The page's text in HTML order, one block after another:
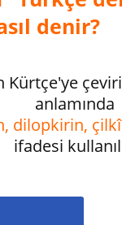
denir?
Kürtçe'ye
anlamında
dilopkirin,
ifadesi